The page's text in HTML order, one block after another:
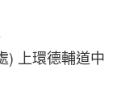
) 上環德輔道中